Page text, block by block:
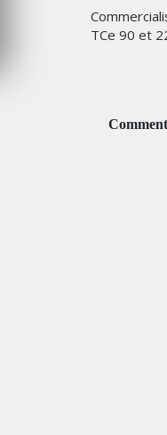
TCe 90 et